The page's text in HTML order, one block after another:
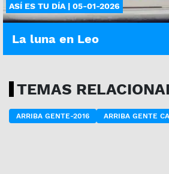
ASÍ ES TU DÍA | 05-01-2026
La luna en Leo
TEMAS
ARRIBA GENTE-2016 ARRIBA GENTE